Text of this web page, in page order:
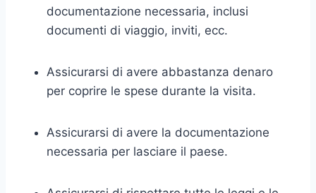
documentazione necessaria, inclusi
documenti di viaggio, inviti, ecc.
Assicurarsi di avere abbastanza denaro
per coprire le spese durante la visita.
Assicurarsi di avere la documentazione
necessaria per lasciare il paese.